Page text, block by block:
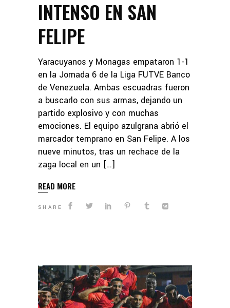
INTENSO EN SAN
FELIPE
Yaracuyanos y Monagas empataron 1-1
en la Jornada 6 de la Liga FUTVE Banco
de Venezuela. Ambas escuadras fueron
a buscarlo con sus armas, dejando un
partido explosivo y con muchas
emociones. El equipo azulgrana abrió el
marcador temprano en San Felipe. A los
nueve minutos, tras un rechace de la
zaga local en un […]
READ MORE
SHARE